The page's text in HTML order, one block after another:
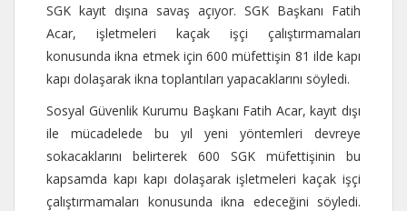
SGK kayıt dışına savaş açıyor. SGK Başkanı Fatih
Acar, işletmeleri kaçak işçi çalıştırmamaları
konusunda ikna etmek için 600 müfettişin 81 ilde kapı
kapı dolaşarak ikna toplantıları yapacaklarını söyledi.
Sosyal Güvenlik Kurumu Başkanı Fatih Acar, kayıt dışı
ile mücadelede bu yıl yeni yöntemleri devreye
sokacaklarını belirterek 600 SGK müfettişinin bu
kapsamda kapı kapı dolaşarak işletmeleri kaçak işçi
çalıştırmamaları konusunda ikna edeceğini söyledi.